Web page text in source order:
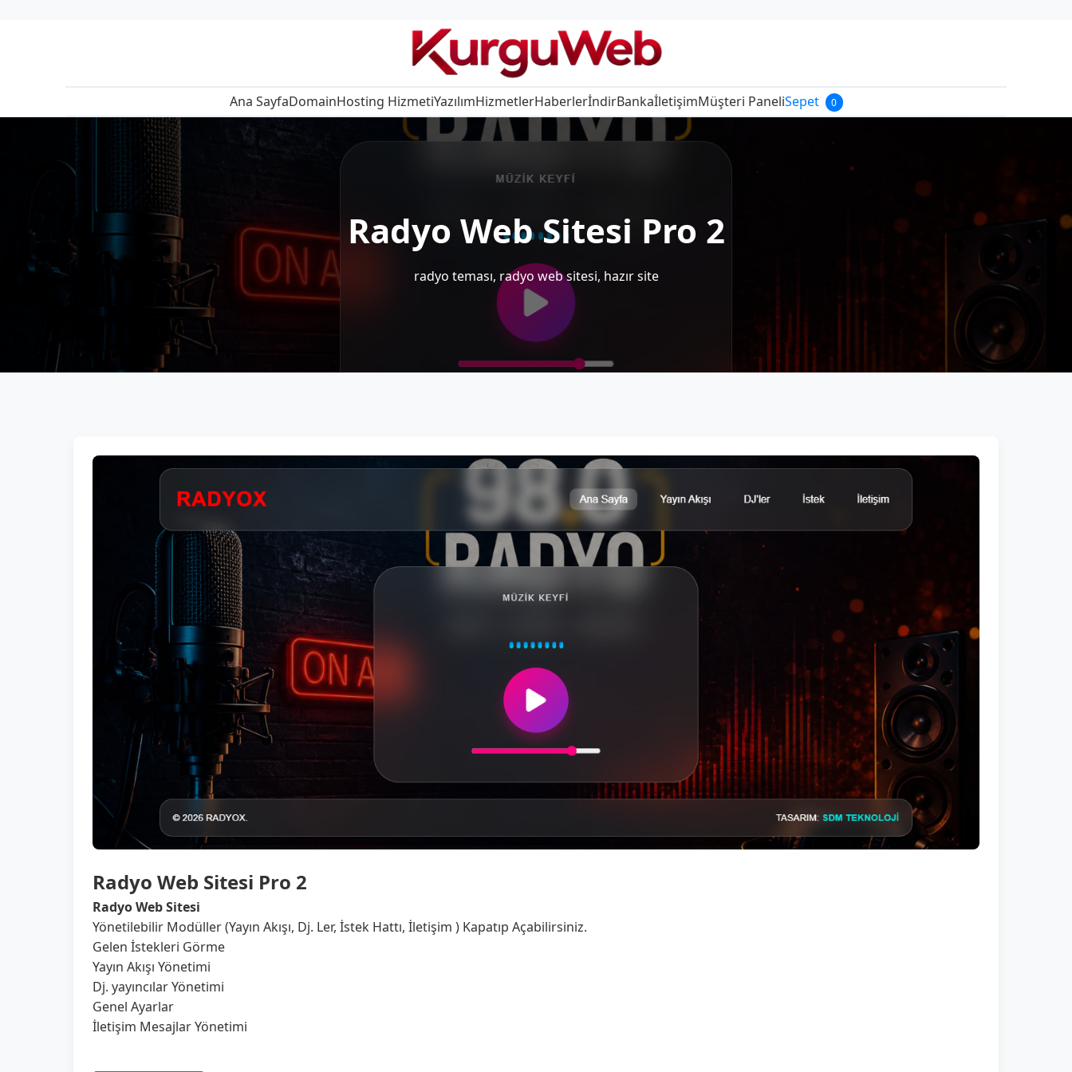
Ana SayfaDomainHosting HizmetiYazılımHizmetlerHaberlerİndirBankaİletişimMüşteri PaneliSepet 0
Radyo Web Sitesi Pro 2
radyo teması, radyo web sitesi, hazır site
Radyo Web Sitesi Pro 2
Radyo Web Sitesi
Yönetilebilir Modüller (Yayın Akışı, Dj. Ler, İstek Hattı, İletişim ) Kapatıp Açabilirsiniz.
Gelen İstekleri Görme
Yayın Akışı Yönetimi
Dj. yayıncılar Yönetimi
Genel Ayarlar
İletişim Mesajlar Yönetimi